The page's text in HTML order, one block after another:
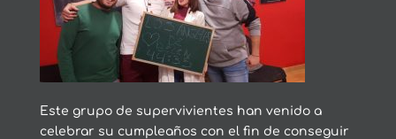
Este grupo de supervivientes han venido a
celebrar su cumpleaños con el fin de conseguir